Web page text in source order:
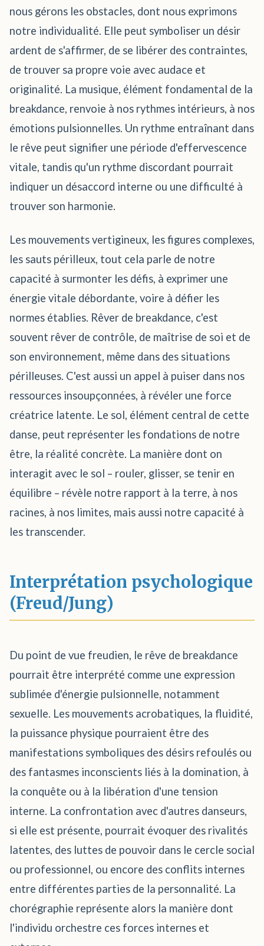
nous gérons les obstacles, dont nous exprimons
notre individualité. Elle peut symboliser un désir
ardent de s'affirmer, de se libérer des contraintes,
de trouver sa propre voie avec audace et
originalité. La musique, élément fondamental de la
breakdance, renvoie à nos rythmes intérieurs, à nos
émotions pulsionnelles. Un rythme entraînant dans
le rêve peut signifier une période d'effervescence
vitale, tandis qu'un rythme discordant pourrait
indiquer un désaccord interne ou une difficulté à
trouver son harmonie.
Les mouvements vertigineux, les figures complexes,
les sauts périlleux, tout cela parle de notre
capacité à surmonter les défis, à exprimer une
énergie vitale débordante, voire à défier les
normes établies. Rêver de breakdance, c'est
souvent rêver de contrôle, de maîtrise de soi et de
son environnement, même dans des situations
périlleuses. C'est aussi un appel à puiser dans nos
ressources insoupçonnées, à révéler une force
créatrice latente. Le sol, élément central de cette
danse, peut représenter les fondations de notre
être, la réalité concrète. La manière dont on
interagit avec le sol – rouler, glisser, se tenir en
équilibre – révèle notre rapport à la terre, à nos
racines, à nos limites, mais aussi notre capacité à
les transcender.
Interprétation psychologique
(Freud/Jung)
Du point de vue freudien, le rêve de breakdance
pourrait être interprété comme une expression
sublimée d'énergie pulsionnelle, notamment
sexuelle. Les mouvements acrobatiques, la fluidité,
la puissance physique pourraient être des
manifestations symboliques des désirs refoulés ou
des fantasmes inconscients liés à la domination, à
la conquête ou à la libération d'une tension
interne. La confrontation avec d'autres danseurs,
si elle est présente, pourrait évoquer des rivalités
latentes, des luttes de pouvoir dans le cercle social
ou professionnel, ou encore des conflits internes
entre différentes parties de la personnalité. La
chorégraphie représente alors la manière dont
l'individu orchestre ces forces internes et